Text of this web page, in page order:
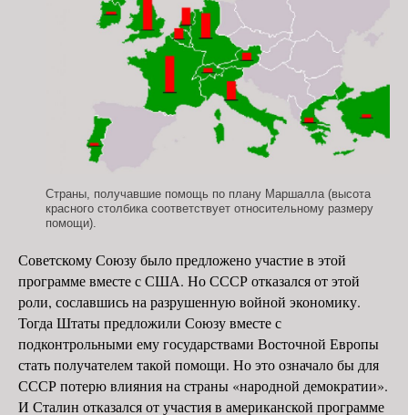
Страны, получавшие помощь по плану Маршалла (высота
красного столбика соответствует относительному размеру
помощи).
Советскому Союзу было предложено участие в этой
программе вместе с США. Но СССР отказался от этой
роли, сославшись на разрушенную войной экономику.
Тогда Штаты предложили Союзу вместе с
подконтрольными ему государствами Восточной Европы
стать получателем такой помощи. Но это означало бы для
СССР потерю влияния на страны «народной демократии».
И Сталин отказался от участия в американской программе